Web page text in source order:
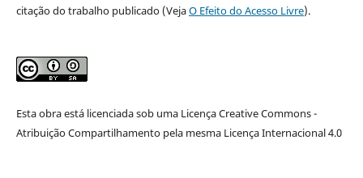
citação do trabalho publicado (VejaO Efeito do Acesso Livre).
Esta obra está licenciada sob uma Licença Creative Commons -
Atribuição Compartilhamento pela mesma Licença Internacional 4.0